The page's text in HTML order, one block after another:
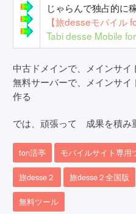
じゃらんで独占的に
【旅desseモバイル
Tabi desse Mobile
中古ドメインで、メインサイ
無料サーバーで、メインサ
作る
では、頑張って 成果を積み
ton活亭 モバイルサイト専用
旅desse２ 旅desse２全国版
無料ツール